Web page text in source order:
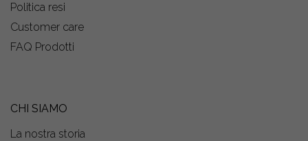
Politica resi
Customer care
FAQ Prodotti
CHI SIAMO
La nostra storia